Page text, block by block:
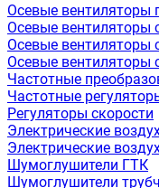
Осевые
Осевые вентиляторы
Осевые вентиляторы
Осевые вентиляторы
Частотные
Частотные
Регуляторы скорости
Электрические
Электрические
Шумоглушители ГТК
Шумоглушители